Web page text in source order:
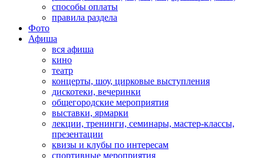
способы оплаты
правила раздела
Фото
Афиша
вся афиша
кино
театр
концерты, шоу, цирковые выступления
дискотеки, вечеринки
общегородские мероприятия
выставки, ярмарки
лекции, тренинги, семинары, мастер-классы,
презентации
квизы и клубы по интересам
спортивные мероприятия